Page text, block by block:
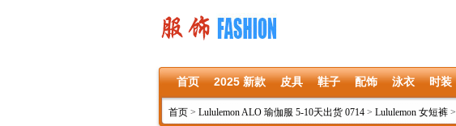
首页 2025 新款 皮具 鞋子 配饰 泳衣 时装
首页 > Lululemon ALO 瑜伽服 5-10天出货 0714 > Lululemon 女短裤 >